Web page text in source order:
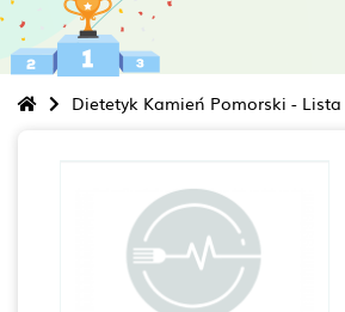
Dietetyk Kamień Pomorski -